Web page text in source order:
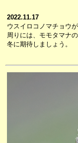
2022.11.17
ウスイロコノマチョウ
周りには、モモタマナ
冬に期待しましょう。